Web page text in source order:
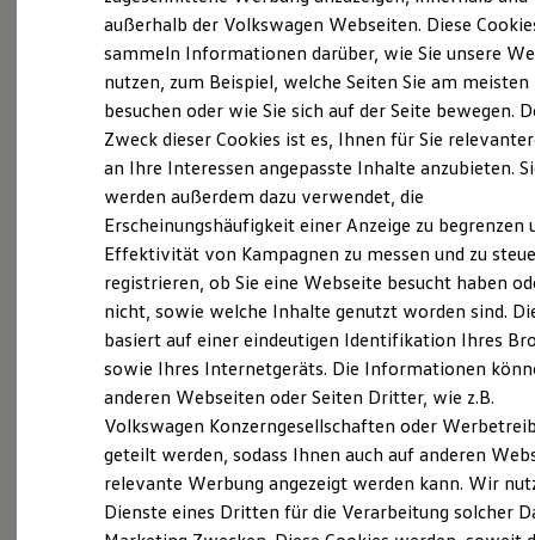
Elektrofahrzeugkonzepte
Reichweite
Reichweite der ID. Modelle
Reichweite im Winter
Laden
Laden unterwegs
Laden Zuhause
Ladezeitensimulator
Batterie
Sicherheit
Garantie und Lebensdauer
Nachhaltigkeit
Technologie
Kosten und Kauf
Verbrauchskosten
Kaufoptionen
E-Auto-Förderung
Software und Konnektivität
Die ID. Software 6
ID. Software Versionen und Updates
Digitale Extras
Schnittstellen zu Ihrem ID.
Probefahrt vereinbaren
Fahrzeugangebot anfordern
Servicetermin buchen
Serviceanfrage stellen
außerhalb der Volkswagen Webseiten. Diese
sammeln Informationen darüber, wie Sie unsere
nutzen, zum Beispiel, welche Seiten Sie am meisten
besuchen oder wie Sie sich auf der Seite bewegen.
Zweck dieser Cookies ist es, Ihnen für Sie
an Ihre Interessen angepasste Inhalte anzubieten.
werden außerdem dazu verwendet, die
Erscheinungshäufigkeit einer Anzeige zu begrenzen
Effektivität von Kampagnen zu messen und zu
registrieren, ob Sie eine Webseite besucht haben
nicht, sowie welche Inhalte genutzt worden sind.
basiert auf einer eindeutigen Identifikation Ihres
sowie Ihres Internetgeräts. Die Informationen
anderen Webseiten oder Seiten Dritter, wie z.B.
Volkswagen Konzerngesellschaften oder
geteilt werden, sodass Ihnen auch auf anderen
relevante Werbung angezeigt werden kann. Wir
Dienste eines Dritten für die Verarbeitung solcher